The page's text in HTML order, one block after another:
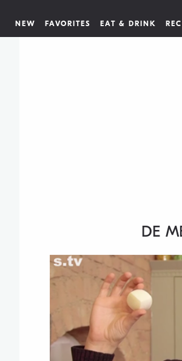
NEW FAVORITES EAT & DRINK
DE